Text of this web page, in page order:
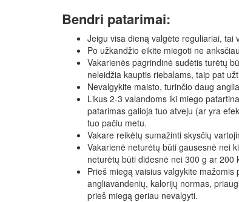
Bendri patarimai:
Jeigu visa dieną valgėte reguliariai, tai
Po užkandžio eikite miegoti ne
Vakarienės pagrindinė sudėtis turėtų
neleidžia kauptis riebalams, taip pat
Nevalgykite maisto, turinčio daug
Likus 2-3 valandoms iki miego
patarimas galioja tuo atveju (ar yra
tuo pačiu metu.
Vakare reikėtų sumažinti skysčių
Vakarienė neturėtų būti gausesnė nei
neturėtų būti didesnė nei 300 g ar 200
Prieš miegą vaisius valgykite
angliavandenių, kalorijų normas,
prieš miegą geriau nevalgyti.